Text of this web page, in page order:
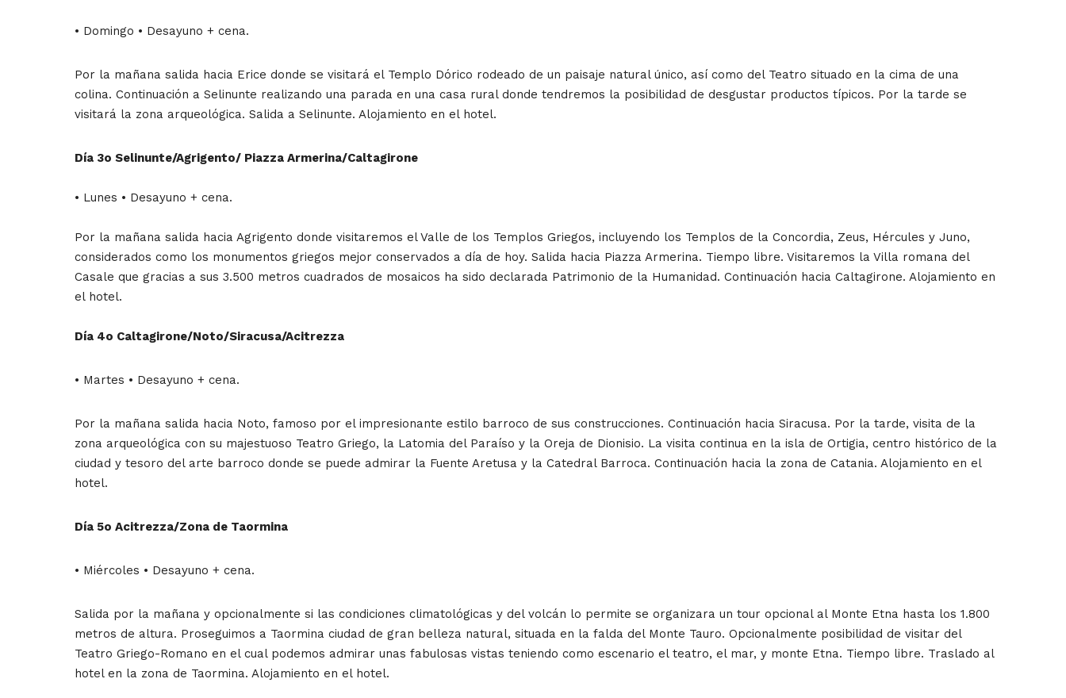
• Domingo • Desayuno + cena.
Por la mañana salida hacia Erice donde se visitará el Templo Dórico rodeado de un paisaje natural único, así como del Teatro situado en la cima de una
colina. Continuación a Selinunte realizando una parada en una casa rural donde tendremos la posibilidad de desgustar productos típicos. Por la tarde se
visitará la zona arqueológica. Salida a Selinunte. Alojamiento en el hotel.
Día 3o Selinunte/Agrigento/ Piazza Armerina/Caltagirone
• Lunes • Desayuno + cena.
Por la mañana salida hacia Agrigento donde visitaremos el Valle de los Templos Griegos, incluyendo los Templos de la Concordia, Zeus, Hércules y Juno,
considerados como los monumentos griegos mejor conservados a día de hoy. Salida hacia Piazza Armerina. Tiempo libre. Visitaremos la Villa romana del
Casale que gracias a sus 3.500 metros cuadrados de mosaicos ha sido declarada Patrimonio de la Humanidad. Continuación hacia Caltagirone. Alojamiento en
el hotel.
Día 4o Caltagirone/Noto/Siracusa/Acitrezza
• Martes • Desayuno + cena.
Por la mañana salida hacia Noto, famoso por el impresionante estilo barroco de sus construcciones. Continuación hacia Siracusa. Por la tarde, visita de la
zona arqueológica con su majestuoso Teatro Griego, la Latomia del Paraíso y la Oreja de Dionisio. La visita continua en la isla de Ortigia, centro histórico de la
ciudad y tesoro del arte barroco donde se puede admirar la Fuente Aretusa y la Catedral Barroca. Continuación hacia la zona de Catania. Alojamiento en el
hotel.
Día 5o Acitrezza/Zona de Taormina
• Miércoles • Desayuno + cena.
Salida por la mañana y opcionalmente si las condiciones climatológicas y del volcán lo permite se organizara un tour opcional al Monte Etna hasta los 1.800
metros de altura. Proseguimos a Taormina ciudad de gran belleza natural, situada en la falda del Monte Tauro. Opcionalmente posibilidad de visitar del
Teatro Griego-Romano en el cual podemos admirar unas fabulosas vistas teniendo como escenario el teatro, el mar, y monte Etna. Tiempo libre. Traslado al
hotel en la zona de Taormina. Alojamiento en el hotel.